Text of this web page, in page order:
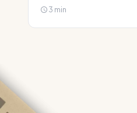
3 min